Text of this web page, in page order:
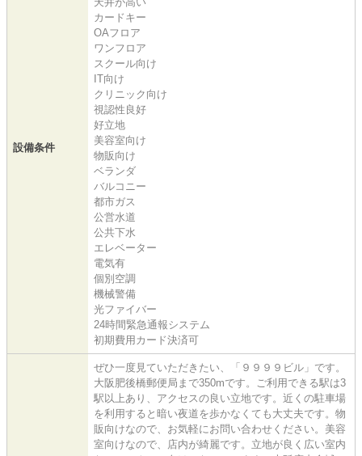
設備条件
カードキー
OAフロア
ワンフロア
スクール向け
IT向け
クリニック向け
視認性良好
好立地
美容室向け
物販向け
ベランダ
バルコニー
都市ガス
公営水道
公共下水
エレベーター
電気有
個別空調
機械警備
光ファイバー
24時間緊急通報システム
初期費用カード決済可
ぜひ一度見ていただきたい、「９９９９ビル」です。
大阪肥後橋郵便局まで350mです。ご利用できる駅は3
駅以上あり、アクセスの良い立地です。近くの駐車場
を利用すると暗い夜道を歩かなくても大丈夫です。物
販向けなので、お気軽にお問い合わせください。美容
室向けなので、店内が綺麗です。立地が良く広い室内